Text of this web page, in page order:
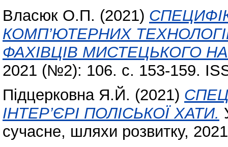
Власюк О.П. (2021)
КОМП’ЮТЕРНИХ
ФАХІВЦІВ МИСТЕЦЬКОГО
2021 (№2): 106. с. 153-159.
Підцерковна Я.Й. (2021)
ІНТЕР’ЄРІ ПОЛІСЬКОЇ ХАТИ.
сучасне, шляхи розвитку,